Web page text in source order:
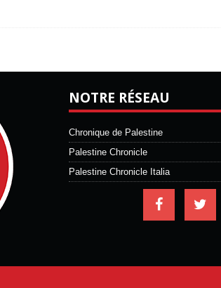
NOTRE RÉSEAU
Chronique de Palestine
Palestine Chronicle
Palestine Chronicle Italia